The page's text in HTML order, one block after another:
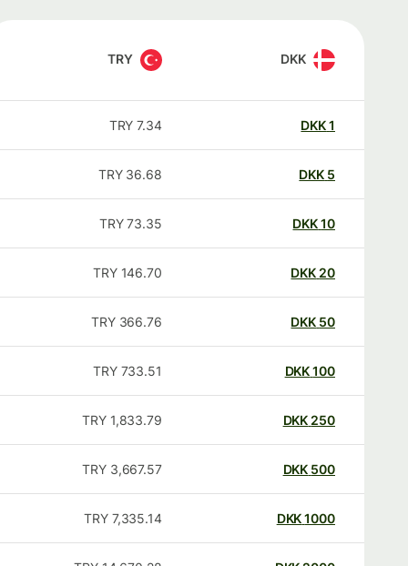
DKK
TRY
DKK
7.34
TRY
DKK
36.68
TRY
DKK
73.35
TRY
20
DKK
146.70
TRY
50
DKK
366.76
TRY
100
DKK
733.51
TRY
250
DKK
1,833.79
TRY
500
DKK
3,667.57
TRY
1000
DKK
7,335.14
TRY